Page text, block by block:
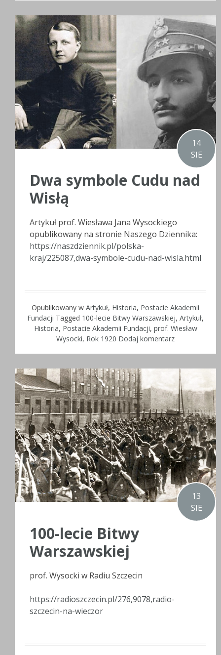
14
SIE
Dwa symbole Cudu nad
Wisłą
Artykuł prof. Wiesława Jana Wysockiego
opublikowany na stronie Naszego Dziennika:
https://naszdziennik.pl/polska-
kraj/225087,dwa-symbole-cudu-nad-wisla.html
Opublikowany w Artykuł, Historia, Postacie Akademii
Fundacji Tagged 100-lecie Bitwy Warszawskiej, Artykuł,
Historia, Postacie Akademii Fundacji, prof. Wiesław
Wysocki, Rok 1920 Dodaj komentarz
13
SIE
100-lecie Bitwy
Warszawskiej
prof. Wysocki w Radiu Szczecin
https://radioszczecin.pl/276,9078,radio-
szczecin-na-wieczor